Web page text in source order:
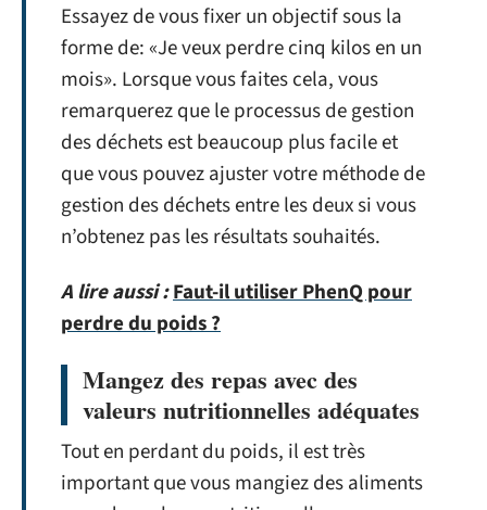
Essayez de vous fixer un objectif sous la
forme de: «Je veux perdre cinq kilos en un
mois». Lorsque vous faites cela, vous
remarquerez que le processus de gestion
des déchets est beaucoup plus facile et
que vous pouvez ajuster votre méthode de
gestion des déchets entre les deux si vous
n’obtenez pas les résultats souhaités.
A lire aussi :Faut-il utiliser PhenQ pour
perdre du poids ?
Mangez des repas avec des
valeurs nutritionnelles adéquates
Tout en perdant du poids, il est très
important que vous mangiez des aliments